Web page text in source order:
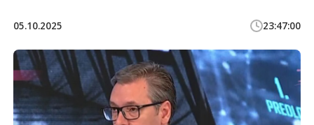
05.10.2025 23:47:00